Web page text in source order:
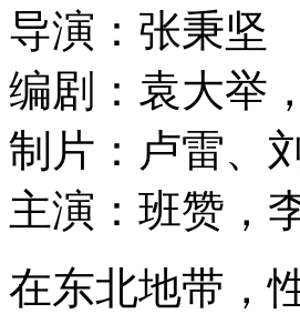
导演：张秉坚
编剧：袁大举
制片：卢雷、
主演：班赞，
在东北地带，